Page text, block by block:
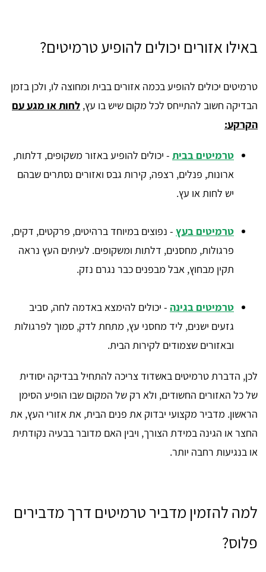
באילו אזורים יכולים להופיע טרמיטים?
טרמיטים יכולים להופיע בכמה אזורים בבית ומחוצה לו, ולכן בזמן
הבדיקה חשוב להתייחס לכל מקום שיש בו עץ, לחות או מגע עם
הקרקע:
טרמיטים בבית - יכולים להופיע באזור משקופים, דלתות,
ארונות, פנלים, רצפה, קירות גבס ואזורים נסתרים שבהם
יש לחות או עץ.
טרמיטים בעץ - נפוצים במיוחד ברהיטים, פרקטים, דקים,
פרגולות, מחסנים, דלתות ומשקופים. לעיתים העץ נראה
תקין מבחוץ, אבל מבפנים כבר נגרם נזק.
טרמיטים בגינה - יכולים להימצא באדמה לחה, סביב
גזעים ישנים, ליד מחסני עץ, מתחת לדק, סמוך לפרגולות
ובאזורים שצמודים לקירות הבית.
לכן, הדברת טרמיטים באשדוד צריכה להתחיל בבדיקה יסודית
של כל האזורים החשודים, ולא רק של המקום שבו הופיע הסימן
הראשון. מדביר מקצועי יבדוק את פנים הבית, את אזורי העץ, את
החצר או הגינה במידת הצורך, ויבין האם מדובר בבעיה נקודתית
או בנגיעות רחבה יותר.
למה להזמין מדביר טרמיטים דרך מדבירים
פלוס?